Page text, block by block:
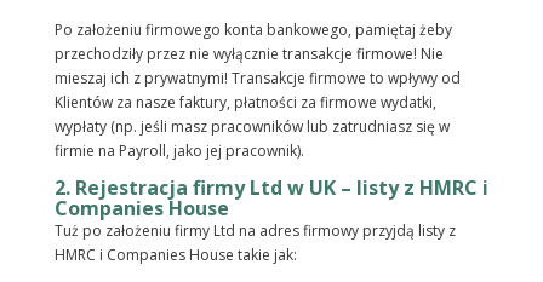
Po założeniu firmowego konta bankowego, pamiętaj żeby
przechodziły przez nie wyłącznie transakcje firmowe! Nie
mieszaj ich z prywatnymi! Transakcje firmowe to wpływy od
Klientów za nasze faktury, płatności za firmowe wydatki,
wypłaty (np. jeśli masz pracowników lub zatrudniasz się w
firmie na Payroll, jako jej pracownik).
2. Rejestracja firmy Ltd w UK – listy z HMRC i
Companies House
Tuż po założeniu firmy Ltd na adres firmowy przyjdą listy z
HMRC i Companies House takie jak: